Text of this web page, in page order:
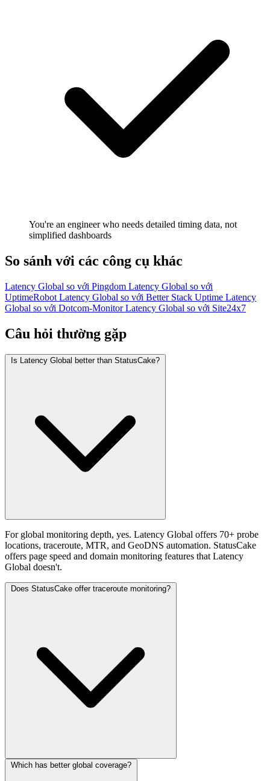
You're an engineer who needs detailed timing data, not
simplified dashboards
So sánh với các công cụ khác
Latency Global so với Pingdom Latency Global so với
UptimeRobot Latency Global so với Better Stack Uptime Latency
Global so với Dotcom-MonitorLatency Global so với Site24x7
Câu hỏi thường gặp
Is Latency Global better than StatusCake?
For global monitoring depth, yes. Latency Global offers 70+ probe
locations, traceroute, MTR, and GeoDNS automation. StatusCake
offers page speed and domain monitoring features that Latency
Global doesn't.
Does StatusCake offer traceroute monitoring?
Which has better global coverage?